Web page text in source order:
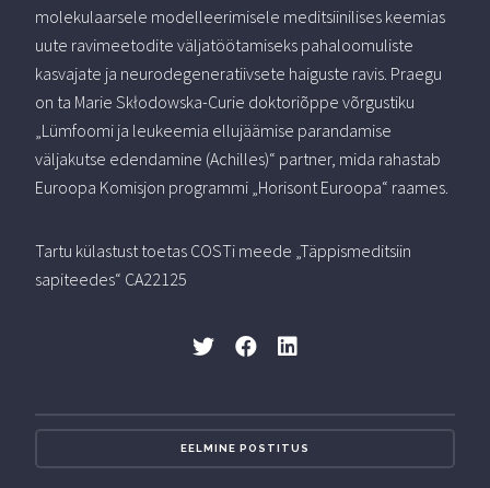
molekulaarsele modelleerimisele meditsiinilises keemias
uute ravimeetodite väljatöötamiseks pahaloomuliste
kasvajate ja neurodegeneratiivsete haiguste ravis. Praegu
on ta Marie Skłodowska-Curie doktoriõppe võrgustiku
„Lümfoomi ja leukeemia ellujäämise parandamise
väljakutse edendamine (Achilles)“ partner, mida rahastab
Euroopa Komisjon programmi „Horisont Euroopa“ raames.
Tartu külastust toetas COSTi meede „Täppismeditsiin
sapiteedes“ CA22125
EELMINE POSTITUS